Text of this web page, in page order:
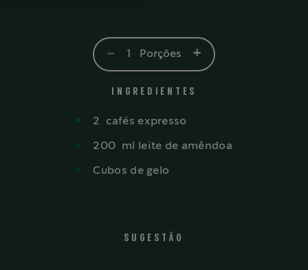
- 1 Porções +
INGREDIENTES
2 cafés expresso
200 ml leite de amêndoa
Cubos de gelo
SUGESTÃO